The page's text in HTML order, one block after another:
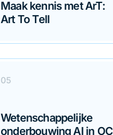
Maak kennis met ArT:
Art To Tell
Wetenschappelijke
onderbouwing AI in OC